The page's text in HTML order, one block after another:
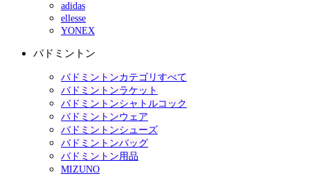
adidas
ellesse
YONEX
バドミントン
バドミントンカテゴリすべて
バドミントンラケット
バドミントンシャトルコック
バドミントンウェア
バドミントンシューズ
バドミントンバッグ
バドミントン用品
MIZUNO